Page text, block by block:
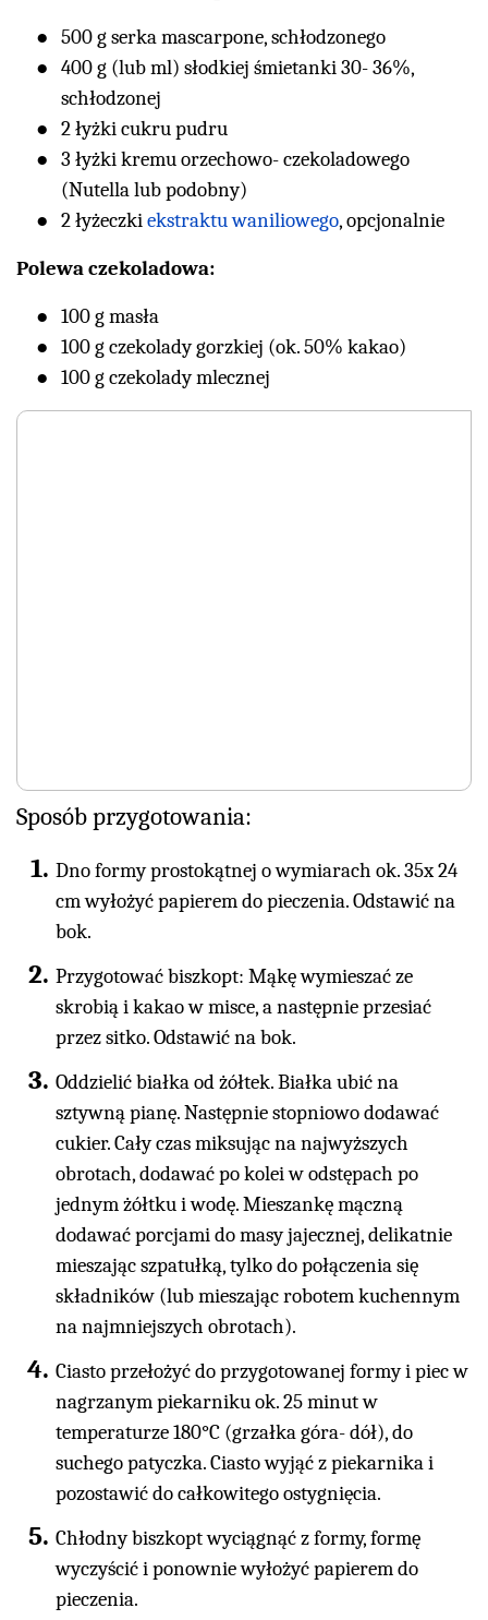
500 g serka mascarpone, schłodzonego
400 g (lub ml) słodkiej śmietanki 30- 36%,
schłodzonej
2 łyżki cukru pudru
3 łyżki kremu orzechowo- czekoladowego
(Nutella lub podobny)
2 łyżeczkiekstraktu waniliowego, opcjonalnie
Polewa czekoladowa:
100 g masła
100 g czekolady gorzkiej (ok. 50% kakao)
100 g czekolady mlecznej
Sposób przygotowania:
Dno formy prostokątnej o wymiarach ok. 35x 24
cm wyłożyć papierem do pieczenia. Odstawić na
bok.
Przygotować biszkopt: Mąkę wymieszać ze
skrobią i kakao w misce, a następnie przesiać
przez sitko. Odstawić na bok.
Oddzielić białka od żółtek. Białka ubić na
sztywną pianę. Następnie stopniowo dodawać
cukier. Cały czas miksując na najwyższych
obrotach, dodawać po kolei w odstępach po
jednym żółtku i wodę. Mieszankę mączną
dodawać porcjami do masy jajecznej, delikatnie
mieszając szpatułką, tylko do połączenia się
składników (lub mieszając robotem kuchennym
na najmniejszych obrotach).
Ciasto przełożyć do przygotowanej formy i piec w
nagrzanym piekarniku ok. 25 minut w
temperaturze 180°C (grzałka góra- dół), do
suchego patyczka. Ciasto wyjąć z piekarnika i
pozostawić do całkowitego ostygnięcia.
Chłodny biszkopt wyciągnąć z formy, formę
wyczyścić i ponownie wyłożyć papierem do
pieczenia.